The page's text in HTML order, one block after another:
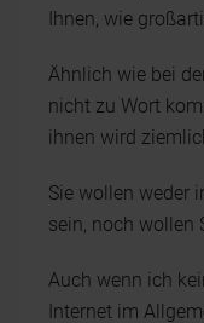
Ihnen, wie
Ähnlich wie bei
nicht zu Wort
ihnen wird
Sie wollen weder
sein, noch wollen
Auch wenn ich
Internet im